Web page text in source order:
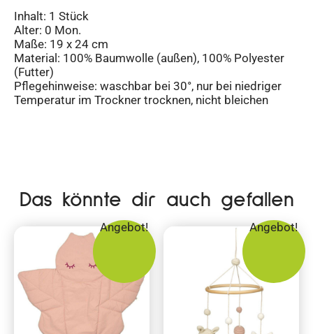
Inhalt: 1 Stück
Alter: 0 Mon.
Maße: 19 x 24 cm
Material: 100% Baumwolle (außen), 100% Polyester
(Futter)
Pflegehinweise: waschbar bei 30°, nur bei niedriger
Temperatur im Trockner trocknen, nicht bleichen
Das könnte dir auch gefallen
Angebot! Angebot!